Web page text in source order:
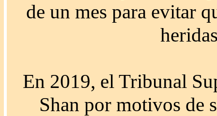
de un mes para evitar
En 2019, el Tribunal
Shan por motivos de